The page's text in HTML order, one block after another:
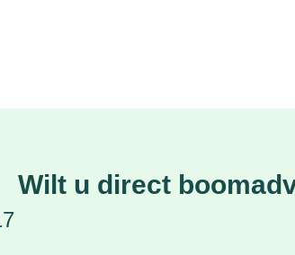
Wilt u direct